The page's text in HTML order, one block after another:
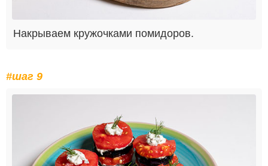
Накрываем кружочками помидоров.
#шаг 9